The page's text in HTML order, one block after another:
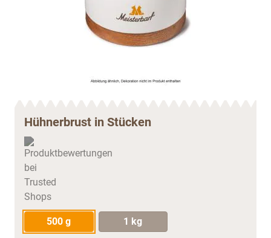
Hühnerbrust in Stücken
500 g 1 kg